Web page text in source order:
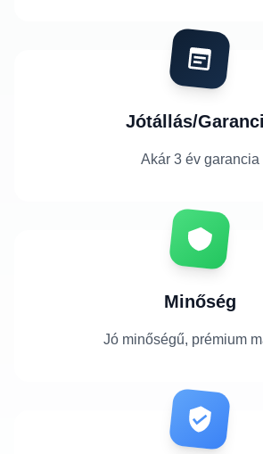
Jótállás/
Akár 3 év garancia
Minőség
Jó minőségű, prémium